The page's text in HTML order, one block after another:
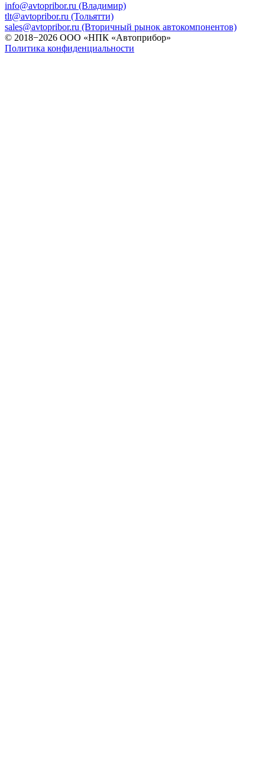
info@avtopribor.ru (Владимир)
tlt@avtopribor.ru (Тольятти)
sales@avtopribor.ru (Вторичный рынок автокомпонентов)
© 2018−2026 ООО «НПК «Автоприбор»
Политика конфиденциальности